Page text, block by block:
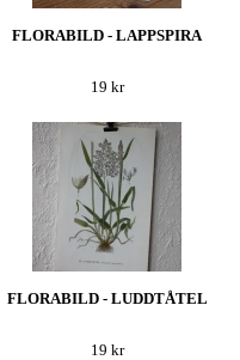
FLORABILD - LAPPSPIRA
19 kr
FLORABILD - LUDDTÅTEL
19 kr